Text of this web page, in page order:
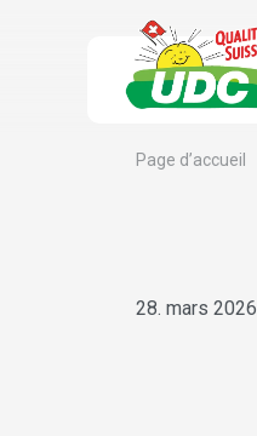
Page d’accueil
28. mars 2026